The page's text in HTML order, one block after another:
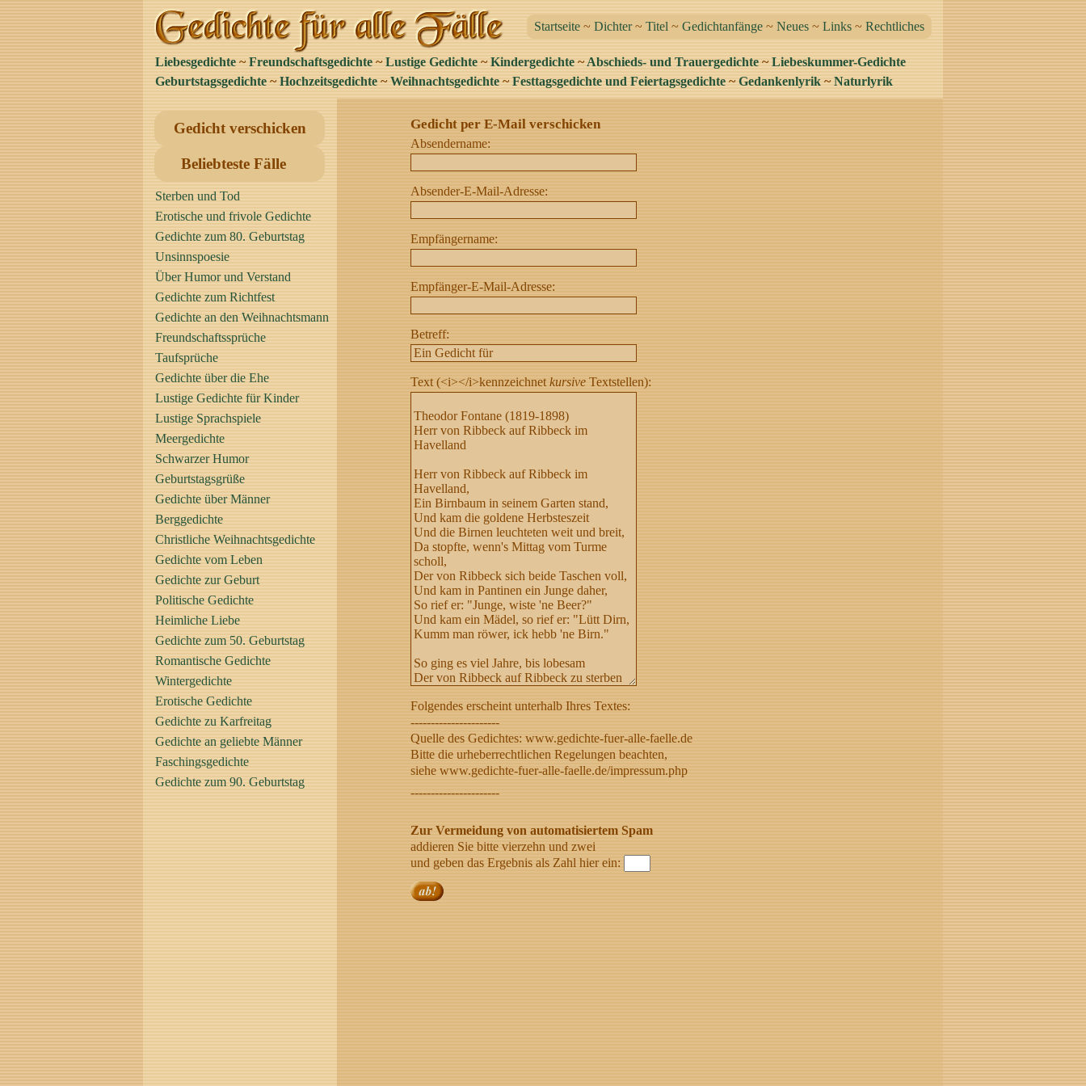
Startseite ~ Dichter~ Titel ~ Gedichtanfänge ~ Neues ~ Links ~ Rechtliches
Liebesgedichte ~ Freundschaftsgedichte ~ Lustige Gedichte ~ Kindergedichte ~ Abschieds- und Trauergedichte ~ Liebeskummer-Gedichte
Geburtstagsgedichte ~ Hochzeitsgedichte ~ Weihnachtsgedichte ~ Festtagsgedichte und Feiertagsgedichte ~ Gedankenlyrik ~ Naturlyrik
Gedicht per E-Mail verschicken
Absendername:
Absender-E-Mail-Adresse:
Empfängername:
Empfänger-E-Mail-Adresse:
Betreff:
Text (<i></i>kennzeichnet kursive Textstellen):
Folgendes erscheint unterhalb Ihres Textes:
----------------------
Quelle des Gedichtes: www.gedichte-fuer-alle-faelle.de
Bitte die urheberrechtlichen Regelungen beachten,
siehe www.gedichte-fuer-alle-faelle.de/impressum.php
----------------------
Zur Vermeidung von automatisiertem Spam
addieren Sie bitte vierzehn und zwei
und geben das Ergebnis als Zahl hier ein:
Gedicht verschicken
Beliebteste Fälle
Sterben und Tod
Erotische und frivole Gedichte
Gedichte zum 80. Geburtstag
Unsinnspoesie
Über Humor und Verstand
Gedichte zum Richtfest
Gedichte an den Weihnachtsmann
Freundschaftssprüche
Taufsprüche
Gedichte über die Ehe
Lustige Gedichte für Kinder
Lustige Sprachspiele
Meergedichte
Schwarzer Humor
Geburtstagsgrüße
Gedichte über Männer
Berggedichte
Christliche Weihnachtsgedichte
Gedichte vom Leben
Gedichte zur Geburt
Politische Gedichte
Heimliche Liebe
Gedichte zum 50. Geburtstag
Romantische Gedichte
Wintergedichte
Erotische Gedichte
Gedichte zu Karfreitag
Gedichte an geliebte Männer
Faschingsgedichte
Gedichte zum 90. Geburtstag